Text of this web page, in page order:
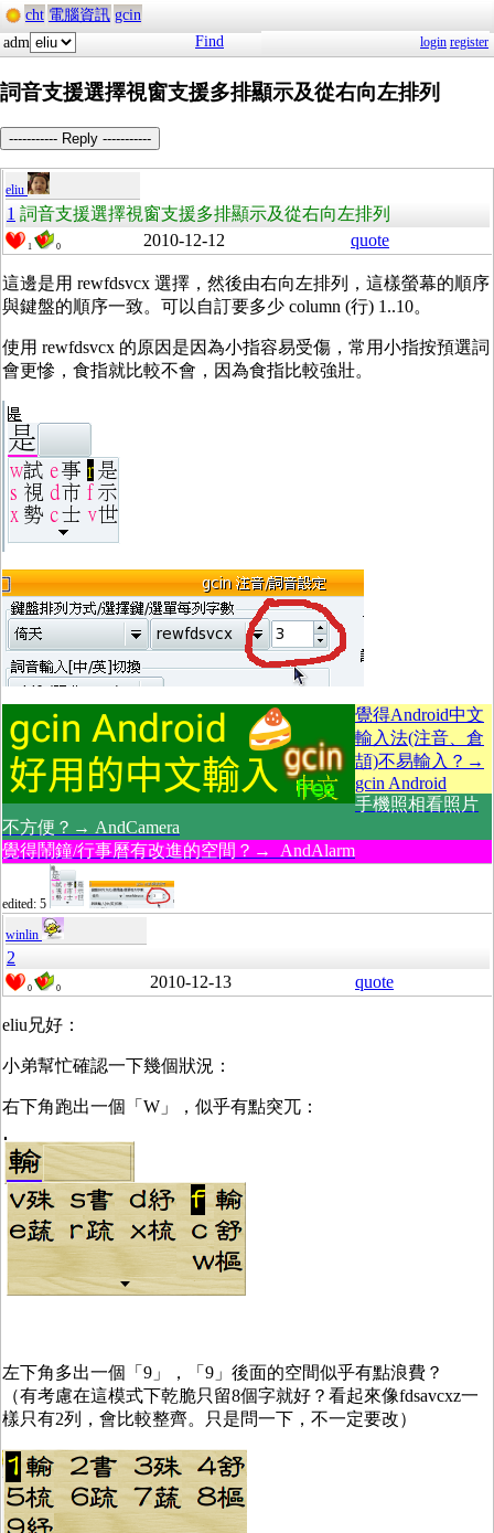
cht 電腦資訊 gcin
adm
Find login register
詞音支援選擇視窗支援多排顯示及從右向左排列
----------- Reply -----------
eliu
1 詞音支援選擇視窗支援多排顯示及從右向左排列
1 0 2010-12-12 quote
這邊是用 rewfdsvcx 選擇，然後由右向左排列，這樣螢幕的順序
與鍵盤的順序一致。可以自訂要多少 column (行) 1..10。
使用 rewfdsvcx 的原因是因為小指容易受傷，常用小指按預選詞
會更慘，食指就比較不會，因為食指比較強壯。
覺得Android中文
輸入法(注音、倉
頡)不易輸入？→
gcin Android
手機照相看照片
不方便？→ AndCamera
覺得鬧鐘/行事曆有改進的空間？→ AndAlarm
edited: 5
winlin
2
0 0 2010-12-13 quote
eliu兄好：
小弟幫忙確認一下幾個狀況：
右下角跑出一個「W」，似乎有點突兀：
左下角多出一個「9」，「9」後面的空間似乎有點浪費？
（有考慮在這模式下乾脆只留8個字就好？看起來像fdsavcxz一
樣只有2列，會比較整齊。只是問一下，不一定要改）